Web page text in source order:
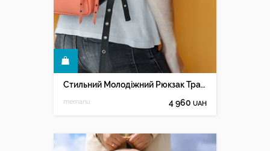
Стильний Молодіжний Рюкзак Трансформер З Натуральної Шкіри
memanu 4 960 UAH